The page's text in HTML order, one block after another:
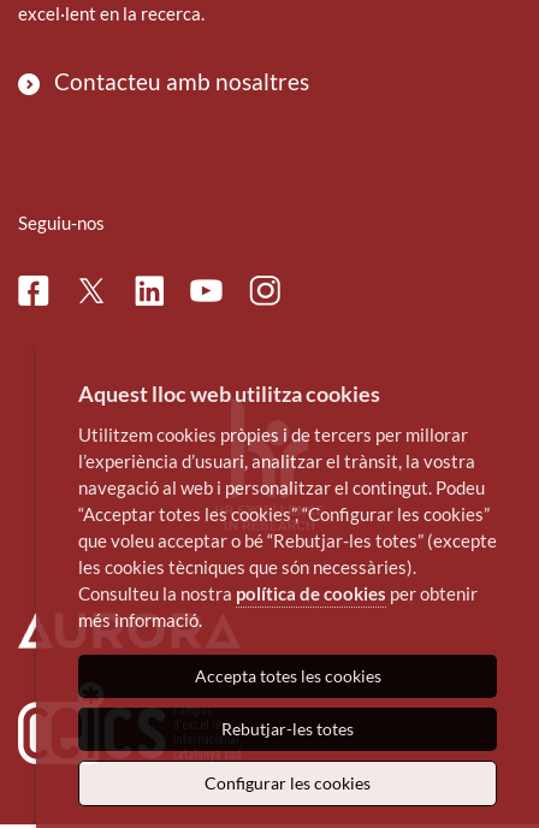
excel·lent en la recerca.
Contacteu amb nosaltres
Seguiu-nos
FacebookTwitterLinkedinYoutubeInstagram
Aquest lloc web utilitza cookies
Utilitzem cookies pròpies i de tercers per millorar
l’experiència d’usuari, analitzar el trànsit, la vostra
navegació al web i personalitzar el contingut. Podeu
“Acceptar totes les cookies”, “Configurar les cookies”
que voleu acceptar o bé “Rebutjar-les totes” (excepte
les cookies tècniques que són necessàries).
Consulteu la nostra política de cookies per obtenir
més informació.
Accepta totes les cookies
Rebutjar-les totes
Configurar les cookies